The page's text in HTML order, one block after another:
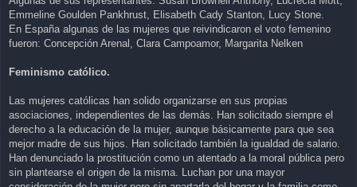
Emmeline Goulden Pankhrust, Elisabeth Cady Stanton, Lucy Stone.
En España algunas de las mujeres que reivindicaron el voto femenino
fueron: Concepción Arenal, Clara Campoamor, Margarita Nelken
Feminismo católico.
Las mujeres católicas han solido organizarse en sus propias
asociaciones, independientes de las demás. Han solicitado siempre el
derecho a la educación de la mujer, aunque básicamente para que sea
mejor madre de sus hijos. Han solicitado también la igualdad de salario.
Han denunciado la prostitución como un atentado a la moral pública pero
sin plantearse el origen de la misma. Luchan por una mayor